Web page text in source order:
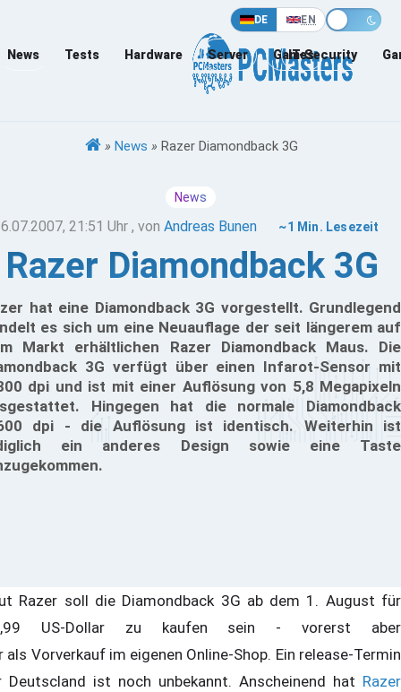
DE EN
News Tests Hardware Server Games
IT-Security
» News » Razer Diamondback 3G
News
21:51 Uhr , vonAndreas Bunen ~1 Min. Lesezeit
Razer Diamondback 3G
hat eine Diamondback 3G vorgestellt. Grundlegend
es sich um eine Neuauflage der seit längerem auf
Markt erhältlichen Razer Diamondback Maus. Die
3G verfügt über einen Infarot-Sensor mit
dpi und ist mit einer Auflösung von 5,8 Megapixeln
Hingegen hat die normale Diamondback
dpi - die Auflösung ist identisch. Weiterhin ist
ein anderes Design sowie eine Taste
Razer soll die Diamondback 3G ab dem 1. August für
US-Dollar zu kaufen sein - vorerst aber
als Vorverkauf im eigenen Online-Shop. Ein release-Termin
Deutscland ist noch unbekannt. Anscheinend hat Razer